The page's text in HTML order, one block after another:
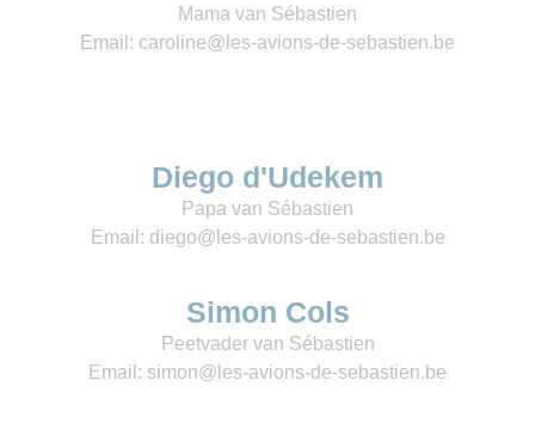
Mama van Sébastien
Email: caroline@les-avions-de-sebastien.be
Diego d'Udekem
Papa van Sébastien
Email: diego@les-avions-de-sebastien.be
Simon Cols
Peetvader van Sébastien
Email: simon@les-avions-de-sebastien.be